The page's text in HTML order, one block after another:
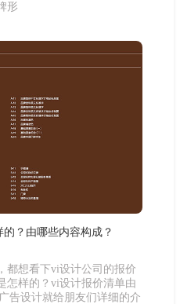
形
？由哪些内容构成？
都想看下vi设计公司的报价
怎样的？vi设计报价清单由
告设计就给朋友们详细的介